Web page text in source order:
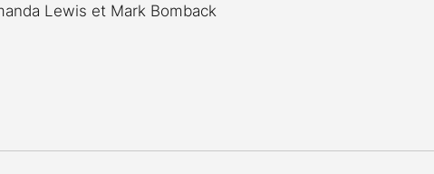
Lewis et Mark Bomback